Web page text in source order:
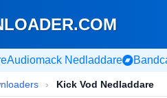
.COM
Audiomack Nedladdare
› Kick Vod Nedladdare